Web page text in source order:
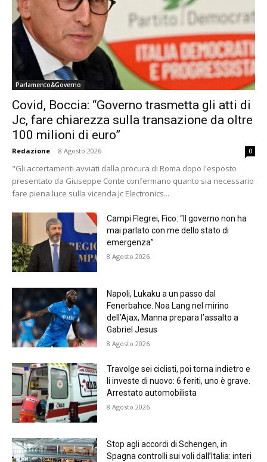
Parlamento&Governo
Covid, Boccia: “Governo trasmetta gli atti di
Jc, fare chiarezza sulla transazione da oltre
100 milioni di euro”
Redazione - 8 Agosto 2026 0
"Gli accertamenti avviati dalla procura di Roma dopo l'esposto
presentato da Giuseppe Conte confermano quanto sia necessario
fare piena luce sulla vicenda Jc Electronics...
Campi Flegrei, Fico: “Il governo non ha
mai parlato con me dello stato di
emergenza”
8 Agosto 2026
Napoli, Lukaku a un passo dal
Fenerbahce. Noa Lang nel mirino
dell’Ajax, Manna prepara l’assalto a
Gabriel Jesus
8 Agosto 2026
Travolge sei ciclisti, poi torna indietro e
li investe di nuovo: 6 feriti, uno è grave.
Arrestato automobilista
8 Agosto 2026
Stop agli accordi di Schengen, in
Spagna controlli sui voli dall’Italia: interi